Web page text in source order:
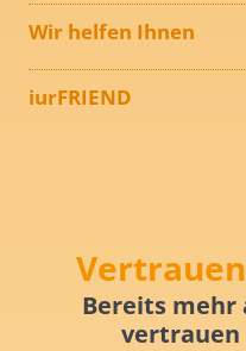
Wir helfen Ihnen
iurFRIEND
Vertrauen
Bereits mehr
vertrauen